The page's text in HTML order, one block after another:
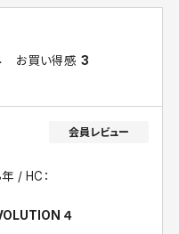
お買い得感 3
年
HC：
４